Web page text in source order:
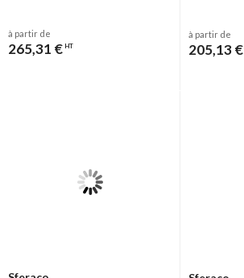
à partir de
265,31 € HT
à partir de
205,13 €